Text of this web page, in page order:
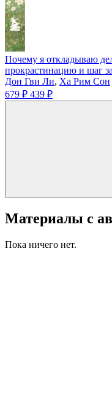
Почему я откладываю
прокрастинацию и шаг
Дон Гви Ли, Ха Рим Сон
679 ₽ 439 ₽
Материалы с
Пока ничего нет.